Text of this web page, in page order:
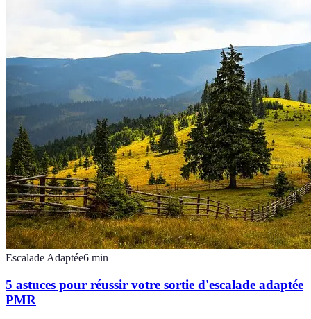
Escalade Adaptée6 min
5 astuces pour réussir votre sortie d'escalade adaptée
PMR